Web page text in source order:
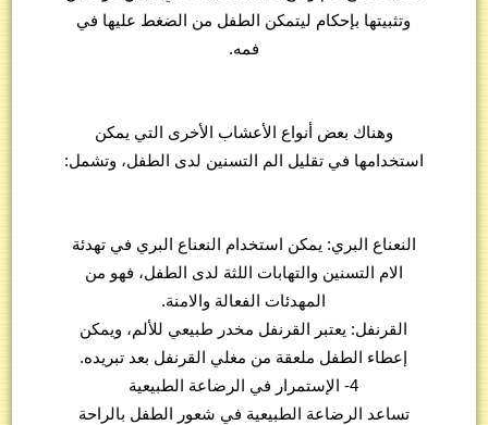
وتثبيتها بإحكام ليتمكن الطفل من الضغط عليها في
فمه.
وهناك بعض أنواع الأعشاب الأخرى التي يمكن
استخدامها في تقليل الم التسنين لدى الطفل، وتشمل:
النعناع البري: يمكن استخدام النعناع البري في تهدئة
الام التسنين والتهابات اللثة لدى الطفل، فهو من
المهدئات الفعالة والامنة.
القرنفل: يعتبر القرنفل مخدر طبيعي للألم، ويمكن
إعطاء الطفل ملعقة من مغلي القرنفل بعد تبريده.
4- الإستمرار في الرضاعة الطبيعية
تساعد الرضاعة الطبيعية في شعور الطفل بالراحة